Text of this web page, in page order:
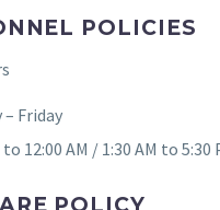
POLICIES
– Friday
to 12:00 AM / 1:30 AM to 5:30
POLICY